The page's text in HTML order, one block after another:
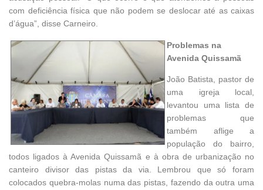
com deficiência física que não podem se deslocar até as caixas
d’água”, disse Carneiro.
Problemas na
Avenida Quissamã
João Batista, pastor de
uma igreja local,
levantou uma lista de
problemas que
também aflige a
população do bairro,
todos ligados à Avenida Quissamã e à obra de urbanização no
canteiro divisor das pistas da via. Lembrou que só foram
colocados quebra-molas numa das pistas, fazendo da outra uma